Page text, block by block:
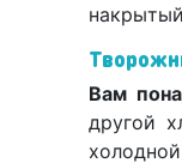
Вам
другой